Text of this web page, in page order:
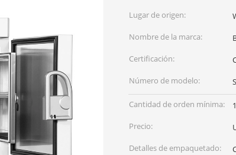
Lugar de origen:
Nombre de la marca:
Certificación:
Número de modelo:
Cantidad de orden mínima:
Precio:
Detalles de empaquetado: